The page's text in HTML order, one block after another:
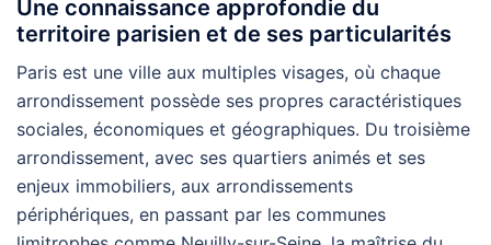
Une connaissance approfondie du
territoire parisien et de ses particularités
Paris est une ville aux multiples visages, où chaque
arrondissement possède ses propres caractéristiques
sociales, économiques et géographiques. Du troisième
arrondissement, avec ses quartiers animés et ses
enjeux immobiliers, aux arrondissements
périphériques, en passant par les communes